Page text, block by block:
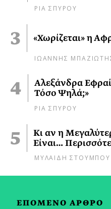
ΡΙΑ ΣΠΥΡΟΥ
«Χωρίζεται» η
ΙΩΑΝΝΗΣ
Αλεξάνδρα
Τόσο Ψηλά;»
ΡΙΑ ΣΠΥΡΟΥ
Κι αν η
Είναι…
ΜΥΛΑΙΔΗ ΣΤΟΥΜΠΟΥ
ΕΠΟΜΕΝΟ ΑΡΘΡΟ